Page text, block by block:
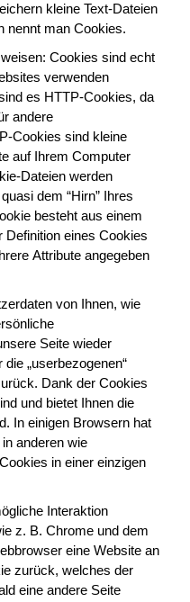
kleine Text-Dateien
nennt man Cookies.
Cookies sind echt
verwenden
es HTTP-Cookies, da
andere
Cookies sind kleine
auf Ihrem Computer
Dateien werden
dem “Hirn” Ihres
besteht aus einem
Definition eines Cookies
Attribute angegeben
von Ihnen, wie
Seite wieder
„userbezogenen“
Dank der Cookies
und bietet Ihnen die
In einigen Browsern hat
anderen wie
in einer einzigen
Interaktion
z. B. Chrome und dem
eine Website an
zurück, welches der
eine andere Seite